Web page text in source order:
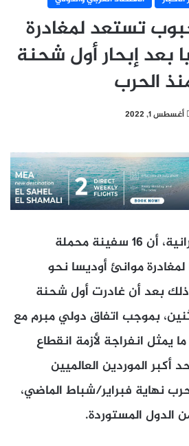
تستعد لمغادرة
بعد إبحار أول شحنة
الحرب
أغسطس 1, 2022
أعلنت الحكومة الأوكرانية، أن 16 سفينة محملة
موانئ أوديسا نحو
بعد أن غادرت أول شحنة
بموجب اتفاق دولي مبرم مع
يمثل انفراجة لأزمة انقطاع
أكبر الموردين العالميين
نهاية فبراير/شباط الماضي،
الدول المستوردة.